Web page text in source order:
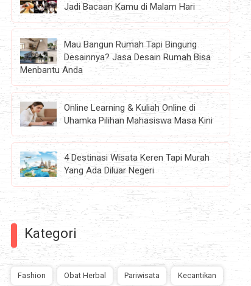
Jadi Bacaan Kamu di Malam Hari
Mau Bangun Rumah Tapi Bingung
Desainnya? Jasa Desain Rumah Bisa
Menbantu Anda
Online Learning & Kuliah Online di
Uhamka Pilihan Mahasiswa Masa Kini
4 Destinasi Wisata Keren Tapi Murah
Yang Ada Diluar Negeri
Kategori
Fashion Obat Herbal Pariwisata Kecantikan